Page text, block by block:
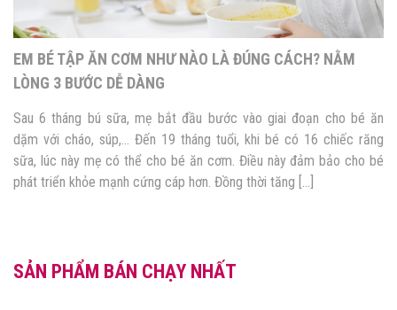
EM BÉ TẬP ĂN CƠM NHƯ NÀO LÀ ĐÚNG CÁCH? NẰM
LÒNG 3 BƯỚC DỄ DÀNG
Sau 6 tháng bú sữa, mẹ bắt đầu bước vào giai đoạn cho bé ăn
dặm với cháo, súp,… Đến 19 tháng tuổi, khi bé có 16 chiếc răng
sữa, lúc này mẹ có thể cho bé ăn cơm. Điều này đảm bảo cho bé
phát triển khỏe mạnh cứng cáp hơn. Đồng thời tăng […]
SẢN PHẨM BÁN CHẠY NHẤT